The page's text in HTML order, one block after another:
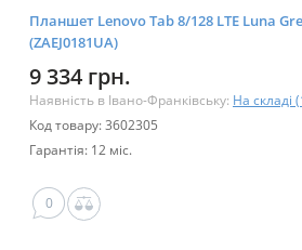
Планшет Lenovo Tab 8/128 LTE Luna
(ZAEJ0181UA)
9 334 грн.
Наявність в Івано-Франківську: На складі
Код товару: 3602305
Гарантія: 12 міс.
0